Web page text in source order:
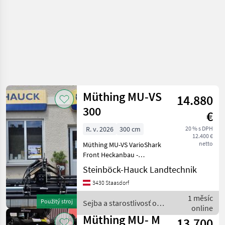
Použitý stroj
Müthing MU-VS
300
14.880
€
20 % s DPH
12.400 €
netto
R. v. 2026
300 cm
Müthing MU-VS VarioShark
Front Heckanbau -
Dreipunktanbau Kat II -
hydraulischer
Seitenverschub -
Hammerschlegel -
verstellbare
Steinböck-Hauck Landtechnik
3430 Staasdorf
Sejba a starostlivosť o
plodinu / Müthing
1 měsíc
online
Müthing MU- M